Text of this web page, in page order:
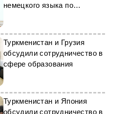
немецкого языка по
Туркменистан и Грузия
обсудили сотрудничество в
сфере образования
Туркменистан и Япония
обсудили сотрудничество в